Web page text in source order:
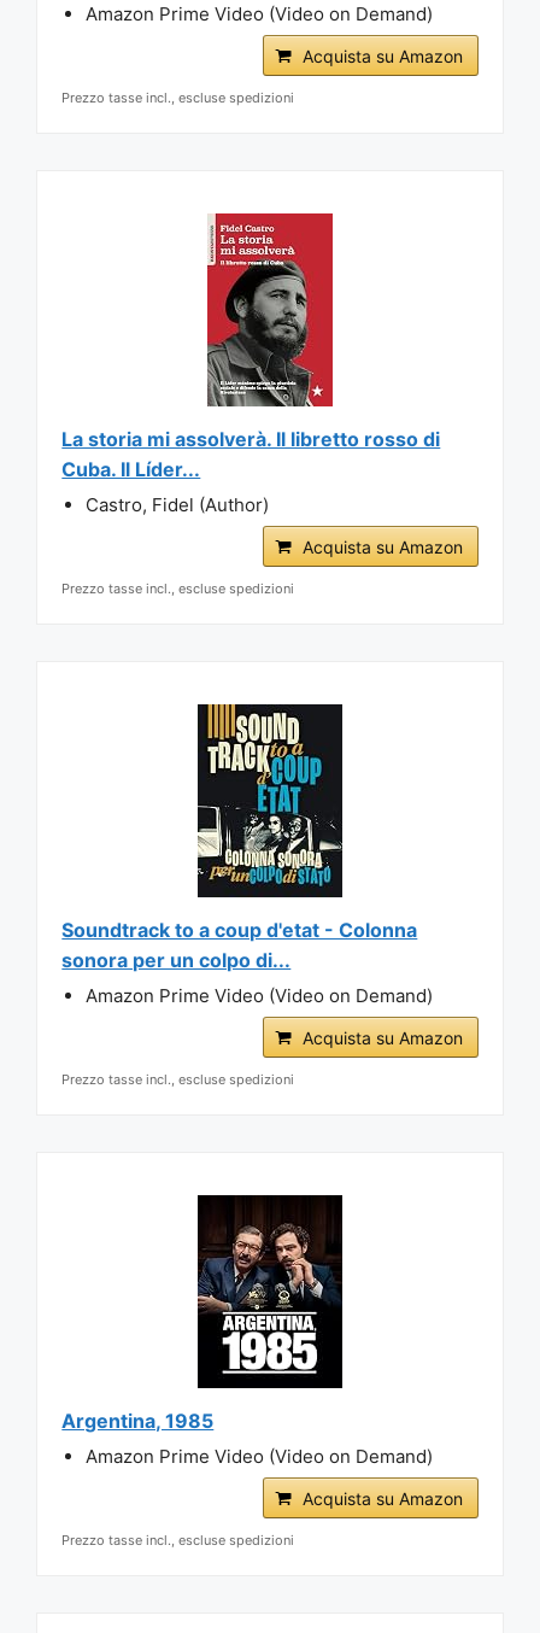
Amazon Prime Video (Video on Demand)
Acquista su Amazon
Prezzo tasse incl., escluse spedizioni
La storia mi assolverà. Il libretto rosso di
Cuba. Il Líder...
Castro, Fidel (Author)
Acquista su Amazon
Prezzo tasse incl., escluse spedizioni
Soundtrack to a coup d'etat - Colonna
sonora per un colpo di...
Amazon Prime Video (Video on Demand)
Acquista su Amazon
Prezzo tasse incl., escluse spedizioni
Argentina, 1985
Amazon Prime Video (Video on Demand)
Acquista su Amazon
Prezzo tasse incl., escluse spedizioni